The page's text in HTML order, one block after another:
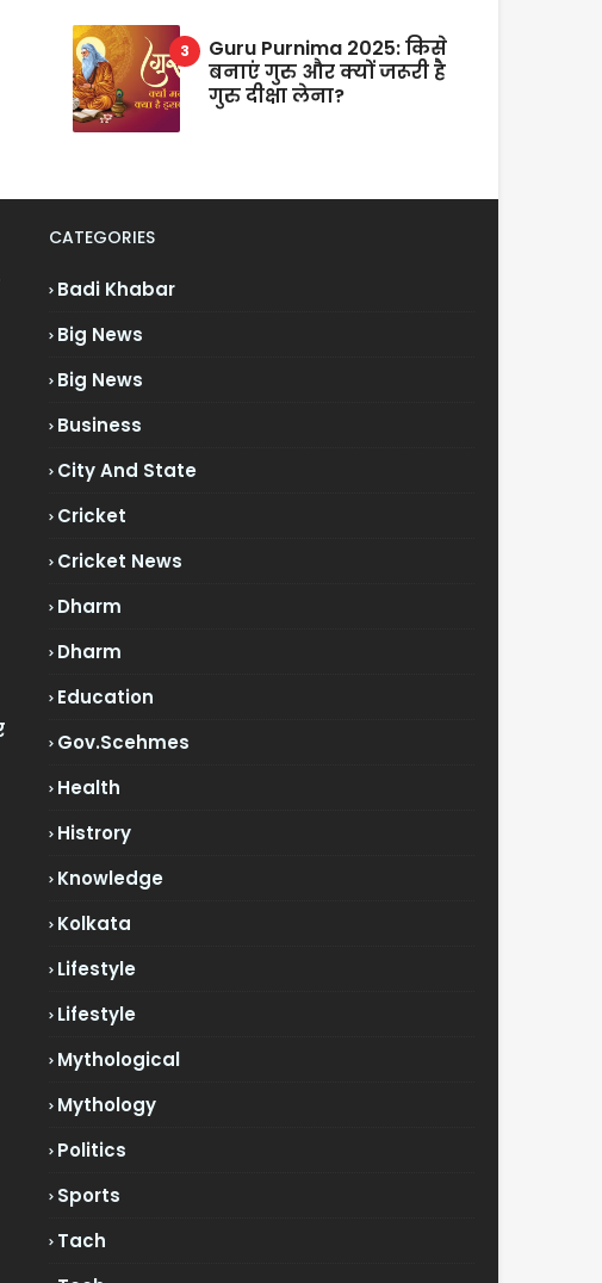
Guru Purnima 2025: किसे
बनाएं गुरु और क्यों जरूरी है
गुरु दीक्षा लेना?
CATEGORIES
Badi Khabar
Big News
Big News
Business
City And State
Cricket
Cricket News
Dharm
Dharm
Education
Gov.scehmes
Health
Histrory
Knowledge
Kolkata
Lifestyle
Lifestyle
Mythological
Mythology
Politics
Sports
Tach